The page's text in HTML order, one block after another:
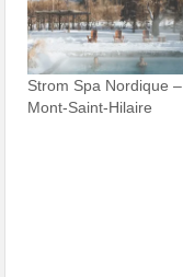
Strom Spa Nordique –
Mont-Saint-Hilaire